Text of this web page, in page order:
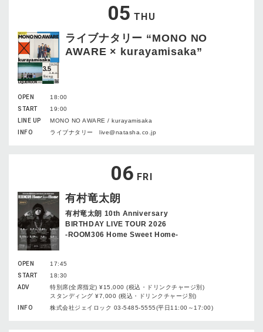
05 THU
ライブナタリー “MONO NO
AWARE × kurayamisaka”
OPEN
18:00
START
19:00
LINE UP
MONO NO AWARE / kurayamisaka
INFO
ライブナタリー live@natasha.co.jp
06 FRI
有村竜太朗
有村竜太朗 10th Anniversary
BIRTHDAY LIVE TOUR 2026
-ROOM306 Home Sweet Home-
OPEN
17:45
START
18:30
ADV
特別席(全席指定) ¥15,000 (税込・ドリンクチャージ別)
スタンディング ¥7,000 (税込・ドリンクチャージ別)
INFO
株式会社ジェイロック 03-5485-5555(平日11:00～17:00)